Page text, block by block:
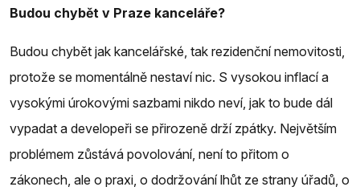
Budou chybět v Praze kanceláře?
Budou chybět jak kancelářské, tak rezidenční nemovitosti,
protože se momentálně nestaví nic. S vysokou inflací a
vysokými úrokovými sazbami nikdo neví, jak to bude dál
vypadat a developeři se přirozeně drží zpátky. Největším
problémem zůstává povolování, není to přitom o
zákonech, ale o praxi, o dodržování lhůt ze strany úřadů, o